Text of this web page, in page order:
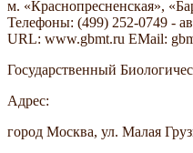
м. «Краснопресненская»,
Телефоны: (499) 252-0749 -
URL: www.gbmt.ru EMail:
Государственный
Адрес:
город Москва, ул. Малая